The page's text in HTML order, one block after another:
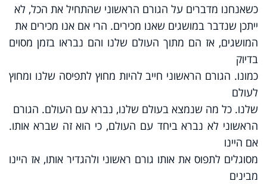
כשאנחנו מדברים על הגורם הראשוני שהתחיל את הכל, לא
ייתכן שנדבר במושגים שאנו מכירים. הרי אם אנו מכירים את
המושגים, אז הם מתוך העולם שלנו והם נבראו בזמן מסוים
בדיוק
כמונו. הגורם הראשוני חייב להיות מחוץ לתפיסה שלנו ומחוץ
לעולם
שלנו. כל מה שנמצא בעולם שלנו, נברא עם העולם. הגורם
הראשוני לא נברא ביחד עם העולם, כי הוא זה שברא אותו.
אם היינו
מסוגלים לתפוס את אותו גורם ראשוני ולהגדיר אותו, אז היינו
מבינים